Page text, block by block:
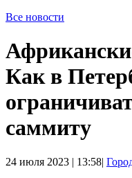
Все новости
Как в
саммиту
24 июля 2023 | 13:58|